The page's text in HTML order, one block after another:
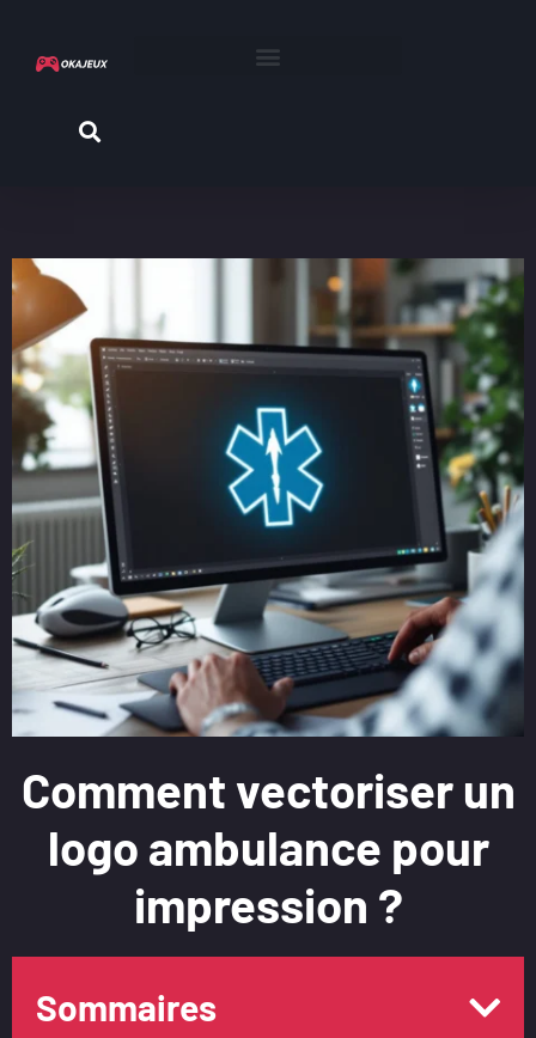
Comment vectoriser un
logo ambulance pour
impression ?
Sommaires